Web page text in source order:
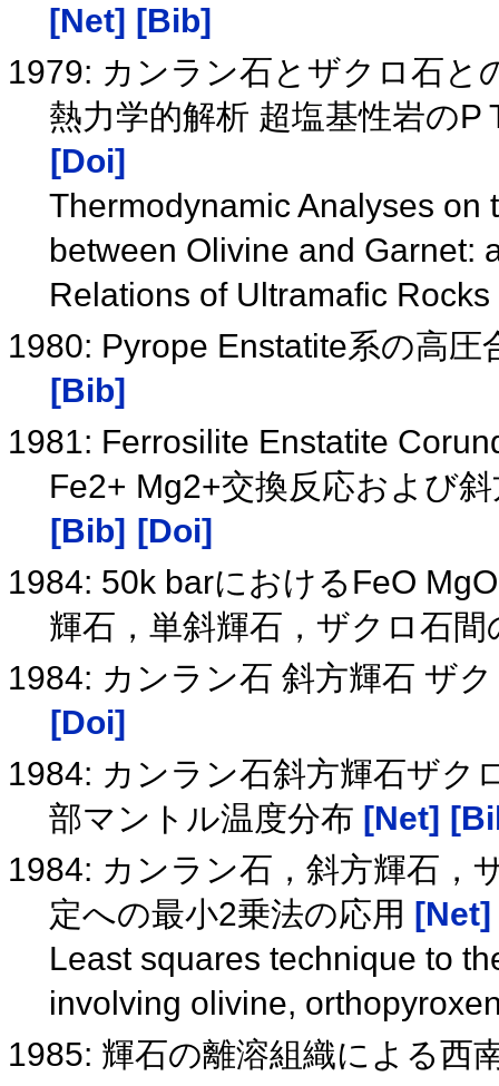
[Net] [Bib]
1979: カンラン石とザクロ石と
熱力学的解析 超塩基性岩の
[Doi]
Thermodynamic Analyses on
between Olivine and Garnet:
Relations of Ultramafic Rocks
1980: Pyrope Enstatite系の高
[Bib]
1981: Ferrosilite Enstatite
Fe2+ Mg2+交換反応および
[Bib] [Doi]
1984: 50k barにおけるFeO
輝石，単斜輝石，ザクロ石
1984: カンラン石 斜方輝石 ザ
[Doi]
1984: カンラン石斜方輝石ザク
部マントル温度分布 [Net]
1984: カンラン石，斜方輝石，
定への最小2乗法の応用 [Net]
Least squares technique to
involving olivine,
1985: 輝石の離溶組織による西